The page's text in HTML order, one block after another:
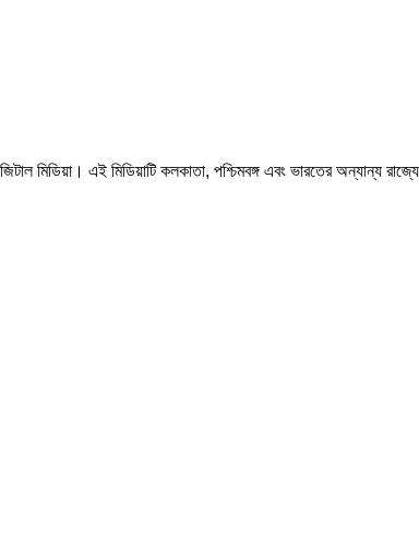
মিডিয়া। এই মিডিয়াটি কলকাতা, পশ্চিমবঙ্গ এবং ভারতের অন্যান্য